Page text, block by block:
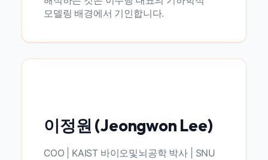
모델링 배경에서 기인합니다.
이정원 (Jeongwon Lee)
COO | KAIST 바이오및뇌공학 박사 | SNU